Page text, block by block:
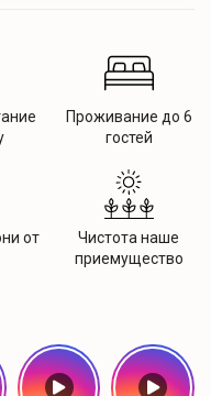
Проживание до 6
гостей
от
Чистота наше
приемущество